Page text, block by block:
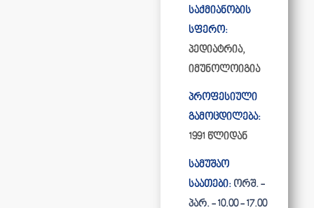
საქმიანობის
სფერო:
პედიატრია,
იმუნოლოიგია
პროფესიული
გამოცდილება:
1991 წლიდან
სამუშაო
საათები: ორშ. -
პარ. - 10.00 - 17.00